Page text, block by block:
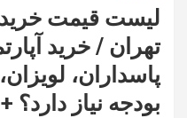
پاسداران،
بودجه نیاز دارد؟ +